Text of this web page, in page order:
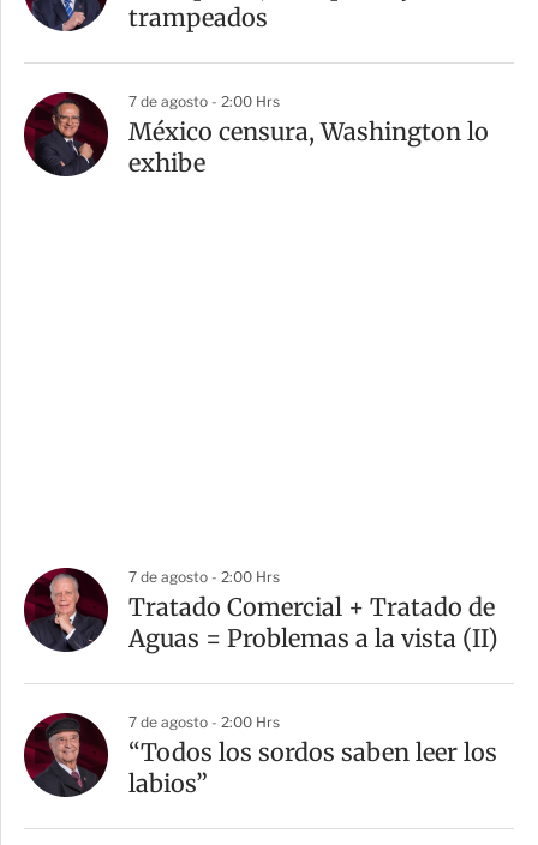
trampeados
7 de agosto - 2:00 Hrs
México censura, Washington lo
exhibe
7 de agosto - 2:00 Hrs
Tratado Comercial + Tratado de
Aguas = Problemas a la vista (II)
7 de agosto - 2:00 Hrs
“Todos los sordos saben leer los
labios”